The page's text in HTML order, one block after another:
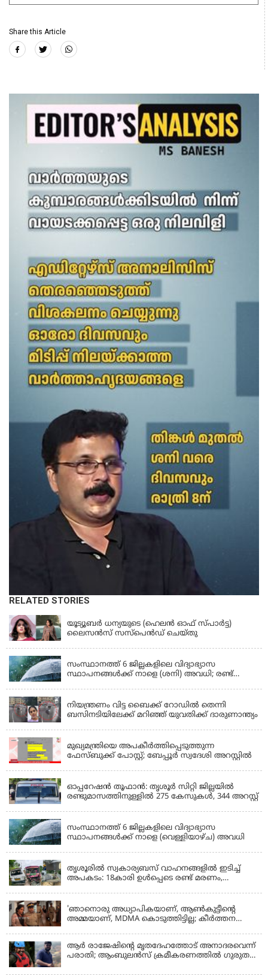
Share this Article
RELATED STORIES
KERALA
യൂട്യൂബർ ധന്യയുടെ (ഹെലൻ ഓഫ് സ്പാർട്ട)
ലൈസൻസ് സസ്‌പെൻഡ് ചെയ്തു
സംസ്ഥാനത്ത് 6 ജില്ലകളിലെ വിദ്യാഭ്യാസ
സ്ഥാപനങ്ങൾക്ക് നാളെ (ശനി) അവധി; രണ്ട്
നിയന്ത്രണം വിട്ട ബൈക്ക് റോഡിൽ തെന്നി
ബസിനടിയിലേക്ക് മറിഞ്ഞ് യുവതിക്ക് ദാരുണാന്ത്യം
മുഖ്യമന്ത്രിയെ അപകീർത്തിപ്പെടുത്തുന്ന
ഫേസ്‌ബുക്ക് പോസ്റ്റ്; ബേപ്പൂർ സ്വദേശി അറസ്റ്റിൽ
ഓപ്പറേഷൻ തൂഫാൻ: തൃശൂർ സിറ്റി ജില്ലയിൽ
രണ്ടുമാസത്തിനുള്ളിൽ 275 കേസുകൾ, 344 അറസ്റ്റ്
സംസ്ഥാനത്ത് 6 ജില്ലകളിലെ വിദ്യാഭ്യാസ
സ്ഥാപനങ്ങൾക്ക് നാളെ (വെള്ളിയാഴ്ച) അവധി
തൃശൂരിൽ സ്വകാര്യബസ് വാഹനങ്ങളില്‍ ഇടിച്ച്
അപകടം: 18കാരി ഉൾപ്പെടെ രണ്ട് മരണം,
'ഞാനൊരു അധ്യാപികയാണ്, ആണ്‍കുട്ടീന്റെ
അമ്മയാണ്‌, MDMA കൊടുത്തിട്ടില്ല; കീർത്തന
ആര്‍ രാജേഷിന്റെ മൃതദേഹത്തോട് അനാദരവെന്ന്
പരാതി; ആംബുലന്‍സ് ക്രമീകരണത്തില്‍ ഗുരുതര